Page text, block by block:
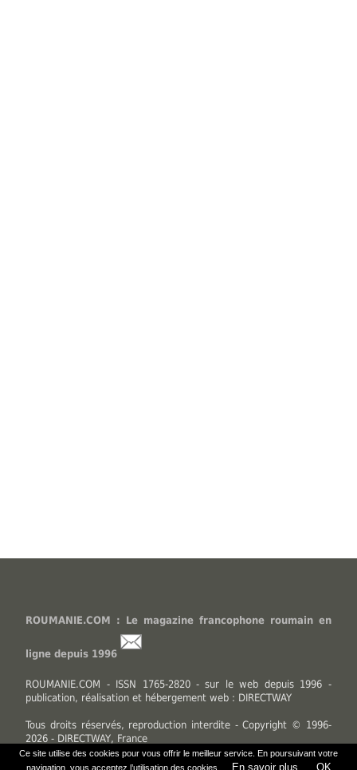
ROUMANIE.COM : Le magazine francophone roumain en
ligne depuis 1996
ROUMANIE.COM - ISSN 1765-2820 - sur le web depuis 1996 -
publication, réalisation et hébergement web : DIRECTWAY
Tous droits réservés, reproduction interdite - Copyright © 1996-
2026 - DIRECTWAY, France
Ce site utilise des cookies pour vous offrir le meilleur service. En poursuivant votre
navigation, vous acceptez l’utilisation des cookies.
En savoir plus. OK